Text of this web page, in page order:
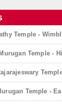
Temple -
Temple -
Temple -